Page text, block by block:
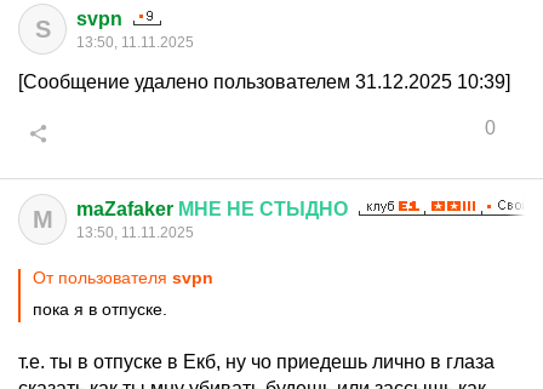
S svpn
13:50, 11.11.2025
[Сообщение удалено пользователем 31.12.2025 10:39]
0
M maZafaker МНЕ НЕ СТЫДНО
13:50, 11.11.2025
От пользователя svpn
пока я в отпуске.
т.е. ты в отпуске в Екб, ну чо приедешь лично в глаза